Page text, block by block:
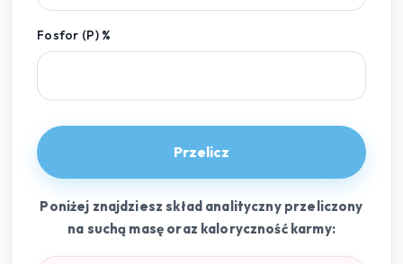
Fosfor (P) %
Przelicz
Poniżej znajdziesz skład analityczny przeliczony
na suchą masę oraz kaloryczność karmy: